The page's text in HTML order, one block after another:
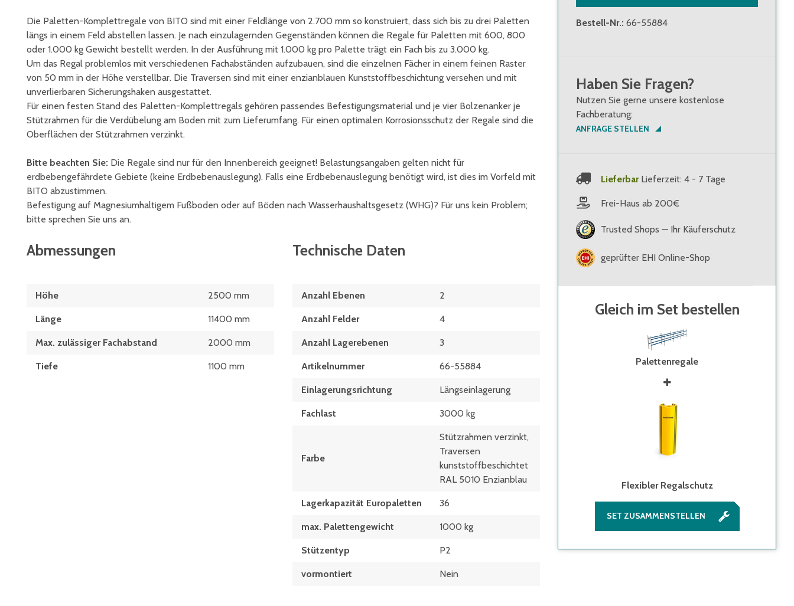
Die Paletten-Komplettregale von BITO sind mit einer Feldlänge von 2.700 mm so konstruiert, dass sich bis zu drei Paletten
längs in einem Feld abstellen lassen. Je nach einzulagernden Gegenständen können die Regale für Paletten mit 600, 800
oder 1.000 kg Gewicht bestellt werden. In der Ausführung mit 1.000 kg pro Palette trägt ein Fach bis zu 3.000 kg.
Um das Regal problemlos mit verschiedenen Fachabständen aufzubauen, sind die einzelnen Fächer in einem feinen Raster
von 50 mm in der Höhe verstellbar. Die Traversen sind mit einer enzianblauen Kunststoffbeschichtung versehen und mit
unverlierbaren Sicherungshaken ausgestattet.
Für einen festen Stand des Paletten-Komplettregals gehören passendes Befestigungsmaterial und je vier Bolzenanker je
Stützrahmen für die Verdübelung am Boden mit zum Lieferumfang. Für einen optimalen Korrosionsschutz der Regale sind die
Oberflächen der Stützrahmen verzinkt.
Bitte beachten Sie: Die Regale sind nur für den Innenbereich geeignet! Belastungsangaben gelten nicht für
erdbebengefährdete Gebiete (keine Erdbebenauslegung). Falls eine Erdbebenauslegung benötigt wird, ist dies im Vorfeld mit
BITO abzustimmen.
Befestigung auf Magnesiumhaltigem Fußboden oder auf Böden nach Wasserhaushaltsgesetz (WHG)? Für uns kein Problem;
bitte sprechen Sie uns an.
Abmessungen
Höhe 2500 mm
Länge 11400 mm
Max. zulässiger Fachabstand 2000 mm
Tiefe 1100 mm
Technische Daten
Anzahl Ebenen 2
Anzahl Felder 4
Anzahl Lagerebenen 3
Artikelnummer 66-55884
Einlagerungsrichtung Längseinlagerung
Fachlast 3000 kg
Farbe
Stützrahmen verzinkt,
Traversen
kunststoffbeschichtet
RAL 5010 Enzianblau
Lagerkapazität Europaletten 36
max. Palettengewicht 1000 kg
Stützentyp P2
vormontiert Nein
Bestell-Nr.: 66-55884
Haben Sie Fragen?
Nutzen Sie gerne unsere kostenlose
Fachberatung:
ANFRAGE STELLEN
Lieferbar Lieferzeit: 4 - 7 Tage
Frei-Haus ab 200€
Trusted Shops — Ihr Käuferschutz
geprüfter EHI Online-Shop
Gleich im Set bestellen
Palettenregale
Flexibler Regalschutz
SET ZUSAMMENSTELLEN